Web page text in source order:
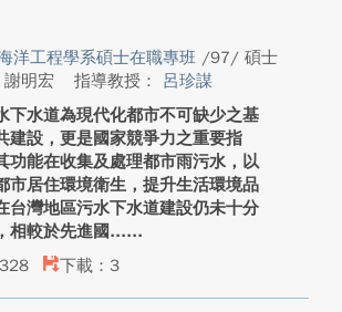
洋工程學系碩士在職專班 /97/ 碩士
明宏
指導教授： 呂珍謀
下水道為現代化都市不可缺少之基
建設，更是國家競爭力之重要指
功能在收集及處理都市雨污水，以
市居住環境衛生，提升生活環境品
台灣地區污水下水道建設仍未十分
相較於先進國...
下載：3